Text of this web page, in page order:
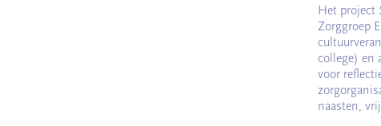
Het project
Zorggroep
college) en
voor
naasten,